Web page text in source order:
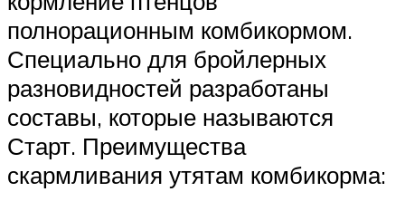
полнорационным комбикормом.
Специально для бройлерных
разновидностей разработаны
составы, которые называются
Старт. Преимущества
скармливания утятам комбикорма: